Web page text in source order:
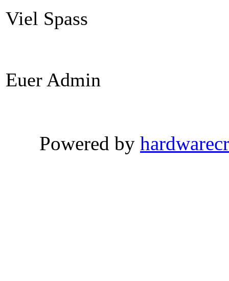
Viel Spass
Euer Admin
Powered by